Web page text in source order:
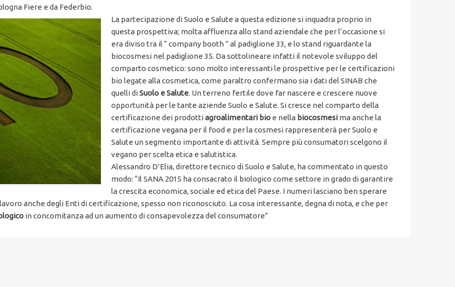
Fiere e da Federbio.
La partecipazione di Suolo e Salute a questa edizione si inquadra proprio in
questa prospettiva; molta affluenza allo stand aziendale che per l’occasione si
era diviso tra il “ company booth ” al padiglione 33, e lo stand riguardante la
biocosmesi nel padiglione 35. Da sottolineare infatti il notevole sviluppo del
comparto cosmetico: sono molto interessanti le prospettive per le certificazioni
bio legate alla cosmetica, come paraltro confermano sia i dati del SINAB che
quelli diSuolo e Salute. Un terreno fertile dove far nascere e crescere nuove
opportunità per le tante aziende Suolo e Salute. Si cresce nel comparto della
certificazione dei prodottiagroalimentari bio e nella biocosmesi ma anche la
certificazione vegana per il food e per la cosmesi rappresenterà per Suolo e
Salute un segmento importante di attività. Sempre più consumatori scelgono il
vegano per scelta etica e salutistica.
Alessandro D’Elia, direttore tecnico di Suolo e Salute, ha commentato in questo
modo: “Il SANA 2015 ha consacrato il biologico come settore in grado di garantire
la crescita economica, sociale ed etica del Paese. I numeri lasciano ben sperare
anche degli Enti di certificazione, spesso non riconosciuto. La cosa interessante, degna di nota, e che per
in concomitanza ad un aumento di consapevolezza del consumatore”